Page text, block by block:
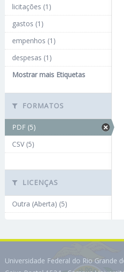
licitações (1)
gastos (1)
empenhos (1)
despesas (1)
Mostrar mais Etiquetas
FORMATOS
PDF (5)
CSV (5)
LICENÇAS
Outra (Aberta) (5)
Universidade Federal do Rio Grande